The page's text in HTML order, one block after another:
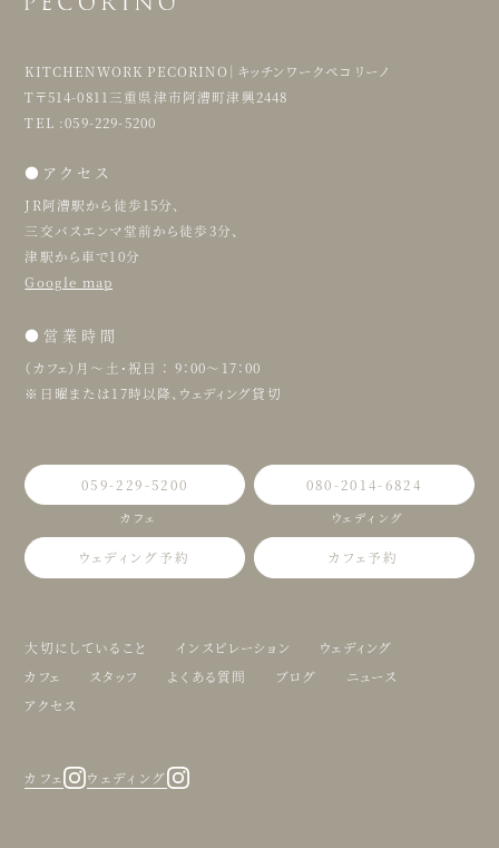
KITCHENWORK PECORINO｜キッチンワークペコリーノ
T〒514-0811三重県津市阿漕町津興2448
TEL :059-229-5200
●アクセス
JR阿漕駅から徒歩15分、
三交バスエンマ堂前から徒歩3分、
津駅から車で10分
Google map
●営業時間
（カフェ）月〜土・祝日 ： 9：00〜17：00
※日曜または17時以降、ウェディング貸切
059-229-5200
カフェ
080-2014-6824
ウェディング
ウェディング予約 カフェ予約
大切にしていること インスピレーション
ウェディング
カフェ
スタッフ よくある質問 ブログ
ニュース
アクセス
カフェ ウェディング